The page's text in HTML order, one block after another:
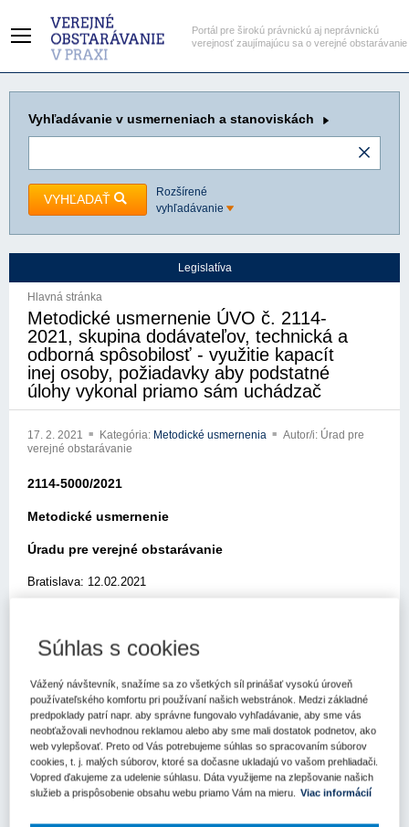
Portál pre širokú právnickú aj neprávnickú
verejnosť zaujímajúcu sa o verejné obstarávanie
Vyhľadávanie v usmerneniach a stanoviskách
VYHĽADAŤ
Rozšírené
vyhľadávanie
Legislatíva
Hlavná stránka
Metodické usmernenie ÚVO č. 2114-
2021, skupina dodávateľov, technická a
odborná spôsobilosť - využitie kapacít
inej osoby, požiadavky aby podstatné
úlohy vykonal priamo sám uchádzač
17. 2. 2021 Kategória: Metodické usmernenia
Autor/i: Úrad pre
verejné obstarávanie
2114-5000/2021
Metodické usmernenie
Úradu pre verejné obstarávanie
Bratislava: 12.02.2021
k aplikácii zákona č. 343/2015 Z.z. o verejnom obstarávaní a o
predpisov (ďalej len „zákon o verejnom obstarávaní“).
Skutkový stav žiadosti, cit.: “Verejný obstarávateľ požaduje v
zmysle preukázania podmienok účasti týkajúcich sa technickej a
odbornej spôsobilosti preukázanie realizácie referenčnej stavby za
predchádzajúcich 5 rokov od vyhlásenia verejného obstarávania.
Podmienkou referenčnej stavby je certifikát vydaný Svetovou
Súhlas s cookies
Vážený návštevník, snažíme sa zo všetkých síl prinášať vysokú úroveň
používateľského komfortu pri používaní našich webstránok. Medzi základné
predpoklady patrí napr. aby správne fungovalo vyhľadávanie, aby sme vás
neobťažovali nevhodnou reklamou alebo aby sme mali dostatok podnetov, ako
web vylepšovať. Preto od Vás potrebujeme súhlas so spracovaním súborov
cookies, t. j. malých súborov, ktoré sa dočasne ukladajú vo vašom prehliadači.
Vopred ďakujeme za udelenie súhlasu. Dáta využijeme na zlepšovanie našich
služieb a prispôsobenie obsahu webu priamo Vám na mieru. Viac informácií